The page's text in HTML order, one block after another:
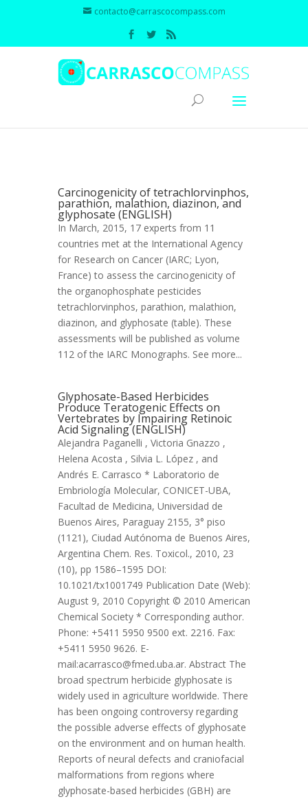
contacto@carrascocompass.com
Carcinogenicity of tetrachlorvinphos,
parathion, malathion, diazinon, and
glyphosate (ENGLISH)
In March, 2015, 17 experts from 11
countries met at the International Agency
for Research on Cancer (IARC; Lyon,
France) to assess the carcinogenicity of
the organophosphate pesticides
tetrachlorvinphos, parathion, malathion,
diazinon, and glyphosate (table). These
assessments will be published as volume
112 of the IARC Monographs. See more...
Glyphosate-Based Herbicides
Produce Teratogenic Effects on
Vertebrates by Impairing Retinoic
Acid Signaling (ENGLISH)
Alejandra Paganelli , Victoria Gnazzo ,
Helena Acosta , Silvia L. López , and
Andrés E. Carrasco * Laboratorio de
Embriología Molecular, CONICET-UBA,
Facultad de Medicina, Universidad de
Buenos Aires, Paraguay 2155, 3° piso
(1121), Ciudad Autónoma de Buenos Aires,
Argentina Chem. Res. Toxicol., 2010, 23
(10), pp 1586–1595 DOI:
10.1021/tx1001749 Publication Date (Web):
August 9, 2010 Copyright © 2010 American
Chemical Society * Corresponding author.
Phone: +5411 5950 9500 ext. 2216. Fax:
+5411 5950 9626. E-
mail:acarrasco@fmed.uba.ar. Abstract The
broad spectrum herbicide glyphosate is
widely used in agriculture worldwide. There
has been ongoing controversy regarding
the possible adverse effects of glyphosate
on the environment and on human health.
Reports of neural defects and craniofacial
malformations from regions where
glyphosate-based herbicides (GBH) are